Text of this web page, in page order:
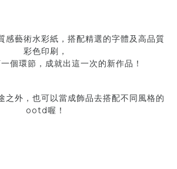
感藝術水彩紙，搭配精選的字體及高品質
彩色印刷，
個環節，成就出這一次的新作品！
之外，也可以當成飾品去搭配不同風格的
ootd 喔！